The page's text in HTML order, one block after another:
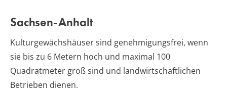
Sachsen-Anhalt
Kulturgewächshäuser sind genehmigungsfrei, wenn
sie bis zu 6 Metern hoch und maximal 100
Quadratmeter groß sind und landwirtschaftlichen
Betrieben dienen.